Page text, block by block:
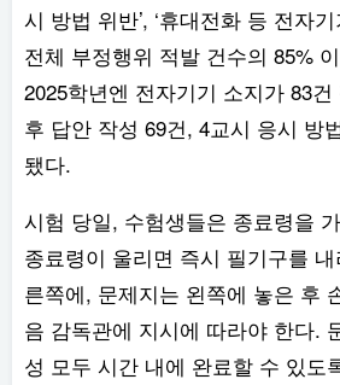
시 방법 위반’, ‘휴대전화 등 전자
전체 부정행위 적발 건수의 85%
2025학년엔 전자기기 소지가 83
후 답안 작성 69건, 4교시 응시 방
됐다.
시험 당일, 수험생들은 종료령을
종료령이 울리면 즉시 필기구를
른쪽에, 문제지는 왼쪽에 놓은 후
음 감독관에 지시에 따라야 한다.
성 모두 시간 내에 완료할 수 있도